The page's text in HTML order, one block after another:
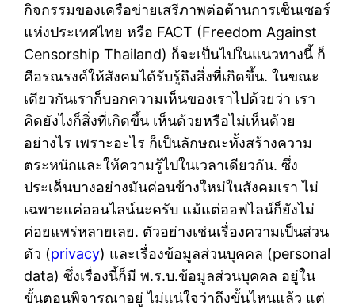
กิจกรรมของเครือข่ายเสรีภาพต่อต้านการเซ็นเซอร์
แห่งประเทศไทย หรือ FACT (Freedom Against
Censorship Thailand) ก็จะเป็นไปในแนวทางนี้ ก็
คือรณรงค์ให้สังคมได้รับรู้ถึงสิ่งที่เกิดขึ้น. ในขณะ
เดียวกันเราก็บอกความเห็นของเราไปด้วยว่า เรา
คิดยังไงก็สิ่งที่เกิดขึ้น เห็นด้วยหรือไม่เห็นด้วย
อย่างไร เพราะอะไร ก็เป็นลักษณะทั้งสร้างความ
ตระหนักและให้ความรู้ไปในเวลาเดียวกัน. ซึ่ง
ประเด็นบางอย่างมันค่อนข้างใหม่ในสังคมเรา ไม่
เฉพาะแค่ออนไลน์นะครับ แม้แต่ออฟไลน์ก็ยังไม่
ค่อยแพร่หลายเลย. ตัวอย่างเช่นเรื่องความเป็นส่วน
ตัว (privacy) และเรื่องข้อมูลส่วนบุคคล (personal
data) ซึ่งเรื่องนี้ก็มี พ.ร.บ.ข้อมูลส่วนบุคคล อยู่ใน
ขั้นตอนพิจารณาอยู่ ไม่แน่ใจว่าถึงขั้นไหนแล้ว แต่